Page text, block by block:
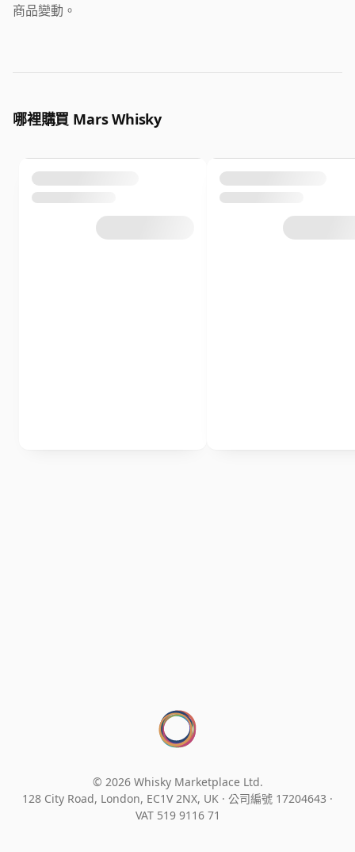
商品變動。
哪裡購買 Mars Whisky
© 2026 Whisky Marketplace Ltd.
128 City Road, London, EC1V 2NX, UK · 公司編號 17204643 ·
VAT 519 9116 71